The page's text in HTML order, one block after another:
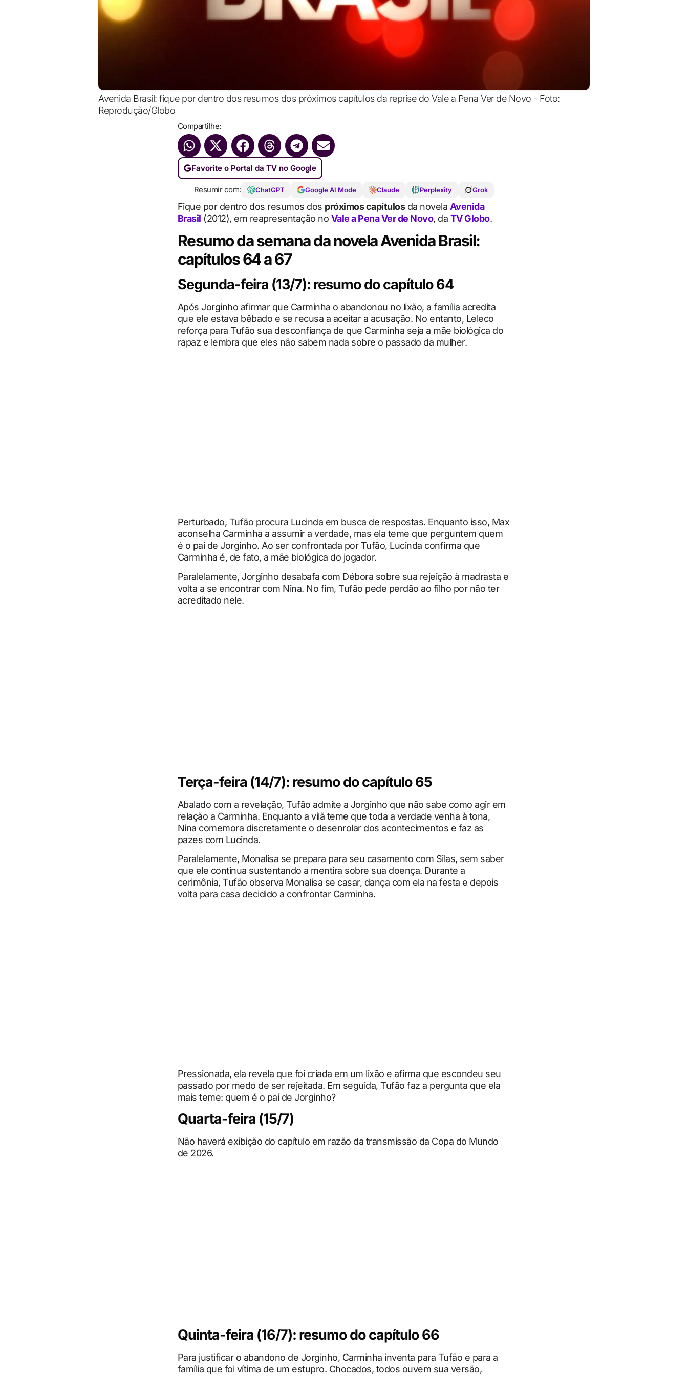
Avenida Brasil: fique por dentro dos resumos dos próximos capítulos da reprise do Vale a Pena Ver de Novo - Foto:
Reprodução/Globo
Compartilhe:
Favorite o Portal da TV no Google
Resumir com: ChatGPT Google AI Mode Claude Perplexity Grok
Fique por dentro dos resumos dos próximos capítulosda novela Avenida
Brasil (2012), em reapresentação no Vale a Pena Ver de Novo, da TV Globo.
Resumo da semana da novela Avenida Brasil:
capítulos 64 a 67
Segunda-feira (13/7): resumo do capítulo 64
Após Jorginho afirmar que Carminha o abandonou no lixão, a família acredita
que ele estava bêbado e se recusa a aceitar a acusação. No entanto, Leleco
reforça para Tufão sua desconfiança de que Carminha seja a mãe biológica do
rapaz e lembra que eles não sabem nada sobre o passado da mulher.
Perturbado, Tufão procura Lucinda em busca de respostas. Enquanto isso, Max
aconselha Carminha a assumir a verdade, mas ela teme que perguntem quem
é o pai de Jorginho. Ao ser confrontada por Tufão, Lucinda confirma que
Carminha é, de fato, a mãe biológica do jogador.
Paralelamente, Jorginho desabafa com Débora sobre sua rejeição à madrasta e
volta a se encontrar com Nina. No fim, Tufão pede perdão ao filho por não ter
acreditado nele.
Terça-feira (14/7): resumo do capítulo 65
Abalado com a revelação, Tufão admite a Jorginho que não sabe como agir em
relação a Carminha. Enquanto a vilã teme que toda a verdade venha à tona,
Nina comemora discretamente o desenrolar dos acontecimentos e faz as
pazes com Lucinda.
Paralelamente, Monalisa se prepara para seu casamento com Silas, sem saber
que ele continua sustentando a mentira sobre sua doença. Durante a
cerimônia, Tufão observa Monalisa se casar, dança com ela na festa e depois
volta para casa decidido a confrontar Carminha.
Pressionada, ela revela que foi criada em um lixão e afirma que escondeu seu
passado por medo de ser rejeitada. Em seguida, Tufão faz a pergunta que ela
mais teme: quem é o pai de Jorginho?
Quarta-feira (15/7)
Não haverá exibição do capítulo em razão da transmissão da Copa do Mundo
de 2026.
Quinta-feira (16/7): resumo do capítulo 66
Para justificar o abandono de Jorginho, Carminha inventa para Tufão e para a
família que foi vítima de um estupro. Chocados, todos ouvem sua versão,